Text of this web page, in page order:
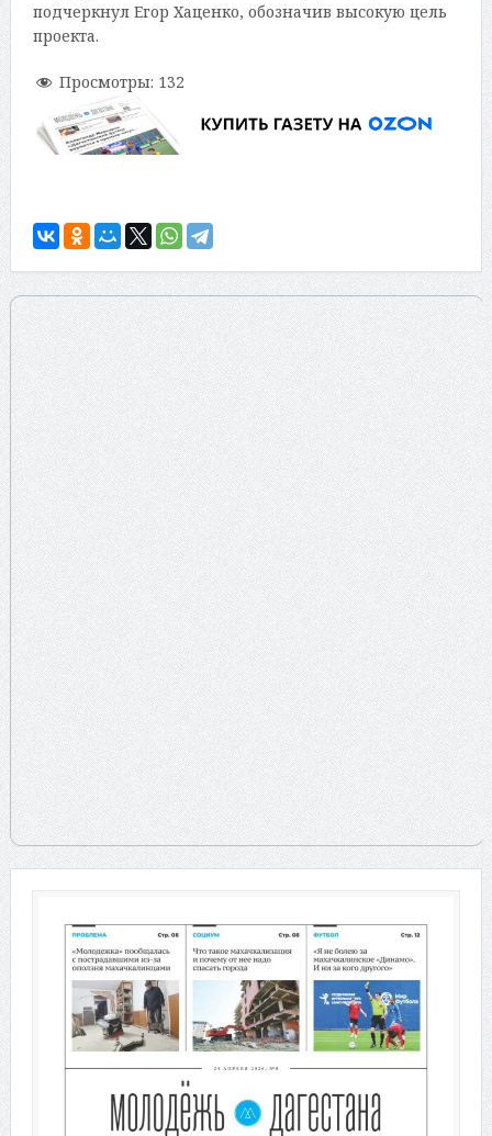
подчеркнул Егор Хаценко, обозначив высокую цель
проекта.
Просмотры: 132